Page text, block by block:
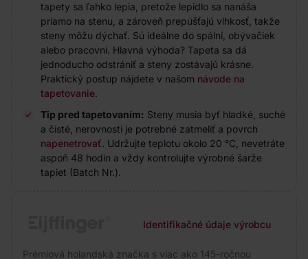
tapety sa ľahko lepia, pretože lepidlo sa nanáša
priamo na stenu, a zároveň prepúšťajú vlhkosť, takže
steny môžu dýchať. Sú ideálne do spální, obývačiek
alebo pracovní. Hlavná výhoda? Tapeta sa dá
jednoducho odstrániť a steny zostávajú krásne.
Praktický postup nájdete v našom návode na
tapetovanie.
Tip pred tapetovaním: Steny musia byť hladké, suché
a čisté, nerovnosti je potrebné zatmeliť a povrch
napenetrovať. Udržujte teplotu okolo 20 °C, nevetráte
aspoň 48 hodín a vždy kontrolujte výrobné šarže
tapiet (Batch Nr.).
Identifikačné údaje výrobcu
Prémiová holandská značka s viac ako 145-ročnou